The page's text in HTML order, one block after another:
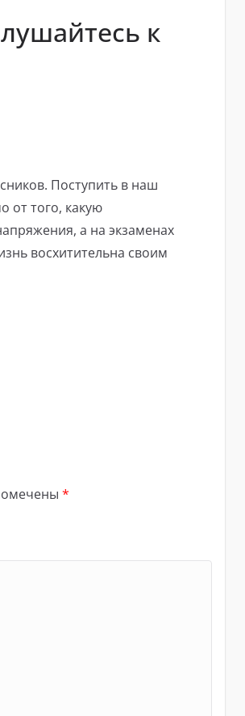
к
Поступить в наш
от того, какую
а на экзаменах
восхитительна своим
*